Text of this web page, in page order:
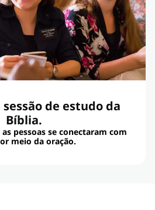
de estudo da
Bíblia.
pessoas se conectaram com
meio da oração.